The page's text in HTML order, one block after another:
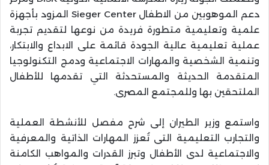
دعم الموهوبين من الاطفال Sieger Center المزود بأجهزة
علمية وتعليمية متطورة فريدة من نوعها لتقديم تجربة
عملية تعليمية عالية الجودة قائمة على الابداع والابتكار،
وتنمية الشخصية والمهارات الاجتماعية ودمج التكنولوجيا
المتقدمة الحديثة والمستحدثة التي تقدمها للأطفال
الملتحقين بها وللمجتمع المصرى.
واستمع وزير الطيران إلى شرح مفصل للأنشطة العملية
والتجارب التعليمية التى تُعزز المهارات الذاتية والمعرفية
والاجتماعية لدى الأطفال وتبرز القدرات والمواهب الكامنة